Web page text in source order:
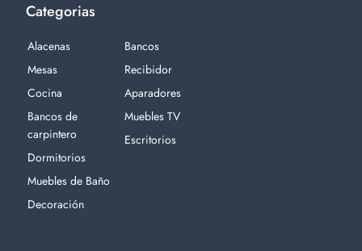
Categorias
Alacenas
Mesas
Cocina
Bancos de
carpintero
Dormitorios
Muebles de Baño
Decoración
Bancos
Recibidor
Aparadores
Muebles TV
Escritorios